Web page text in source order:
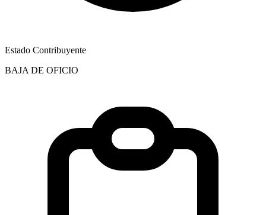
Estado Contribuyente
BAJA DE OFICIO